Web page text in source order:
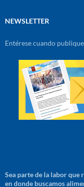
NEWSLETTER
Entérese cuando
Sea parte de la labor que
en donde buscamos